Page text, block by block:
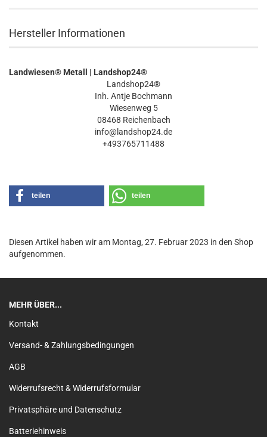
Hersteller Informationen
Landwiesen® Metall | Landshop24®
Landshop24®
Inh. Antje Bochmann
Wiesenweg 5
08468 Reichenbach
info@landshop24.de
+493765711488
teilen teilen
Diesen Artikel haben wir am Montag, 27. Februar 2023 in den Shop
aufgenommen.
MEHR ÜBER...
Kontakt
Versand- & Zahlungsbedingungen
AGB
Widerrufsrecht & Widerrufsformular
Privatsphäre und Datenschutz
Batteriehinweis